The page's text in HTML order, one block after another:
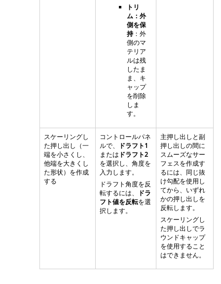
トリ
ム：外
側を保
持 ：外
側のマ
テリア
ルは残
したま
ま、キ
ャップ
を削除
しま
す。
スケーリングし
た押し出し（一
端を小さくし、
他端を大きくし
た形状）を作成
する
コントロールパネ
ルで、
ドラフト1
または ドラフト2
を選択し、角度を
入力します。
ドラフト角度を反
転するには、
ドラ
フト値を反転を選
択します。
主押し出しと副
押し出しの間に
スムーズなサー
フェスを作成す
るには、同じ抜
け勾配を使用し
てから、いずれ
かの押し出しを
反転します。
スケーリングし
た押し出しでラ
ウンドキャップ
を使用すること
はできません。